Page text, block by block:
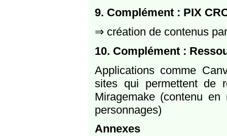
9. Complément : PIX
⇒ création de contenus
10. Complément :
Applications comme
sites qui permettent de
Miragemake (contenu
personnages)
Annexes